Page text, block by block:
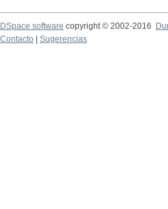
DSpace software copyright © 2002-2016
Contacto
Sugerencias